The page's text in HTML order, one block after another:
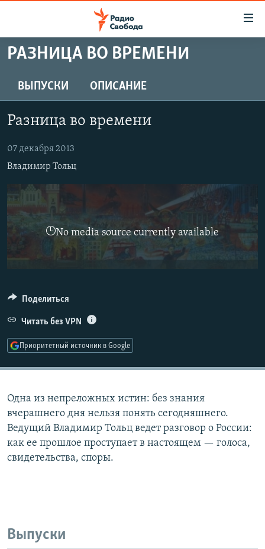
упрощенного
Вернуться
к
основному
Вернутся
навигации
Вернутся
поиску
ПРОГРАММЫ
ПОДКАСТЫ
ЦИТАТЫ СВОБОДЫ
МНЕНИЯ
КУЛЬТУРА
IDEL.РЕАЛИИ
КАВКАЗ.РЕАЛИИ
СЕВЕР.РЕАЛИИ
СИБИРЬ.РЕАЛИИ
ПОДПИШИТЕСЬ НА РАССЫЛКУ
Все сайты РСЕ/РС
РАЗНИЦА ВО ВРЕМЕНИ
ВЫПУСКИ ОПИСАНИЕ
Разница во времени
07 декабря 2013
Владимир Тольц
No media source currently available
Поделиться
Читать без VPN
Приоритетный источник в Google
Одна из непреложных истин: без знания
вчерашнего дня нельзя понять сегодняшнего.
Ведущий Владимир Тольц ведет разговор о России:
как ее прошлое проступает в настоящем — голоса,
свидетельства, споры.
Выпуски